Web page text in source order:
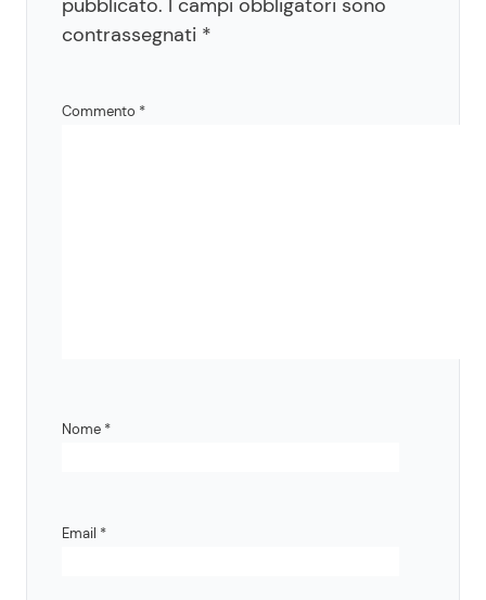
pubblicato. I campi obbligatori sono
contrassegnati *
Commento *
Nome *
Email *